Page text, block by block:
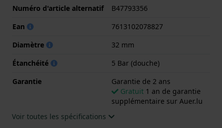
.Numéro d'article alternatif
B47793356
Ean
7613102078827
Diamètre
32 mm
Étanchéité
5 Bar (douche)
Garantie
Garantie de 2 ans
Gratuit 1 an de garantie
supplémentaire sur Auer.lu
Voir toutes les spécifications